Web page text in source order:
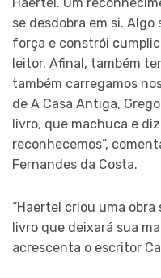
se desdobra em si.
força e constrói
leitor. Afinal, também
também carregamos
de A Casa Antiga,
livro, que machuca e
reconhecemos”,
Fernandes da Costa.
“Haertel criou uma
livro que deixará sua
acrescenta o escritor